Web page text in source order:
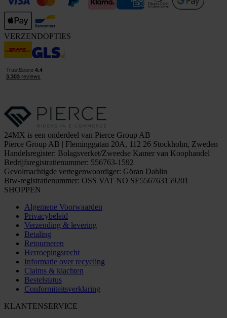
VERZENDOPTIES
24MX is een onderdeel van Pierce Group AB
Pierce Group AB | Fleminggatan 20A, 112 26 Stockholm, Zweden
Handelsregister: Bolagsverket/Zweedse Kamer van Koophandel
Bedrijfsregistratienummer: 556763-1592
Gevolmachtigde vertegenwoordiger: Göran Dahlin
Btw-registratienummer: OSS VAT NO SE556763159201
SHOPPEN
Algemene Voorwaarden
Privacybeleid
Verzending & levering
Betaling
Retourneren
Herroepingsrecht
Informatie over recycling
Claims & klachten
Bestelstatus
Conformiteitsverklaring
KLANTENSERVICE